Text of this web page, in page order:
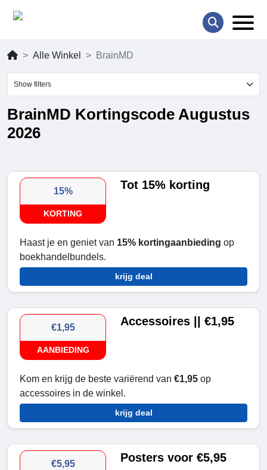
Alle Winkel BrainMD
Show filters
BrainMD Kortingscode Augustus
2026
15%
KORTING
Tot 15% korting
Haast je en geniet van 15% kortingaanbieding op
boekhandelbundels.
krijg deal
€1,95
AANBIEDING
Accessoires || €1,95
Kom en krijg de beste variërend van €1,95 op
accessoires in de winkel.
krijg deal
€5,95 Posters voor €5,95